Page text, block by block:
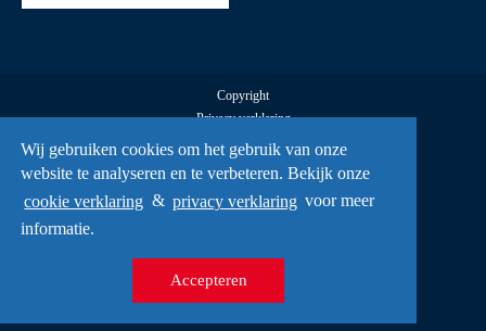
Wij gebruiken cookies om het gebruik van onze
website te analyseren en te verbeteren. Bekijk onze
cookie verklaring & privacy verklaring voor meer
informatie.
Accepteren
Copyright
Privacy verklaring
Cookies
A Creative Mind